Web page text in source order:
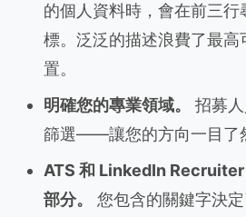
的個人資料時，會在前三行
標。泛泛的描述浪費了最高
置。
明確您的專業領域。
招募
篩選——讓您的方向一目了
ATS 和 LinkedIn Recruiter
部分。
您包含的關鍵字決